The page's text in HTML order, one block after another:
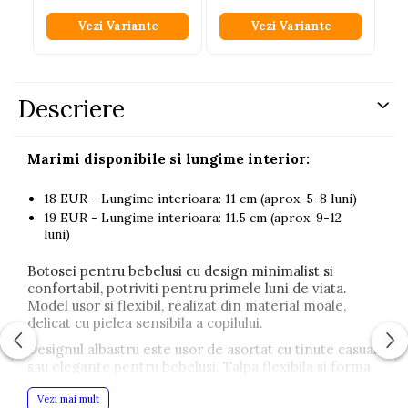
Vezi Variante Vezi Variante
Descriere
Marimi disponibile si lungime interior:
18 EUR - Lungime interioara: 11 cm (aprox. 5-8 luni)
19 EUR - Lungime interioara: 11.5 cm (aprox. 9-12
luni)
Botosei pentru bebelusi cu design minimalist si
confortabil, potriviti pentru primele luni de viata.
Model usor si flexibil, realizat din material moale,
delicat cu pielea sensibila a copilului.
Designul albastru este usor de asortat cu tinute casual
sau elegante pentru bebelusi. Talpa flexibila si forma
lejera contribuie la confortul copilului in timpul
purtarii zilnice.
Vezi mai mult